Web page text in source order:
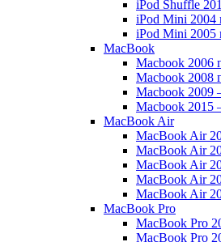
iPod Shuffle
iPod Mini 2004
iPod Mini 2005
MacBook
Macbook 2006
Macbook 2008
Macbook 2009
Macbook 2015
MacBook Air
MacBook Air
MacBook Air
MacBook Air
MacBook Air
MacBook Air
MacBook Pro
MacBook Pro
MacBook Pro